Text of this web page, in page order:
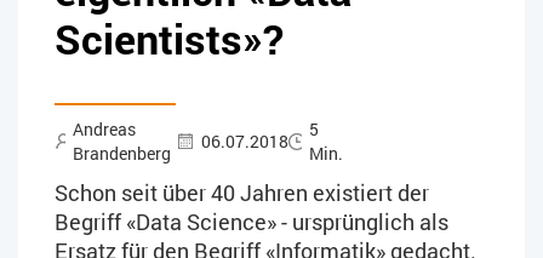
Scientists»?
Andreas
Brandenberg
06.07.2018
5
Min.
Schon seit über 40 Jahren existiert der
Begriff «Data Science» - ursprünglich als
Ersatz für den Begriff «Informatik» gedacht.